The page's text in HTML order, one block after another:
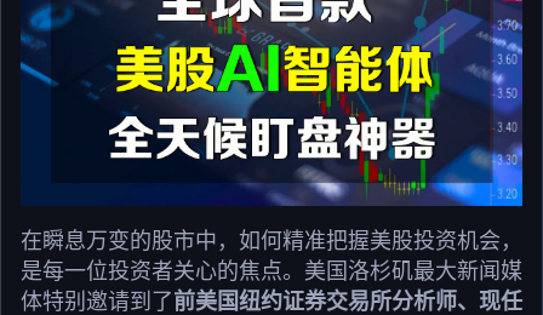
在瞬息万变的股市中，如何精准把握美股投资机会，
是每一位投资者关心的焦点。美国洛杉矶最大新闻媒
体特别邀请到了前美国纽约证券交易所分析师、现任